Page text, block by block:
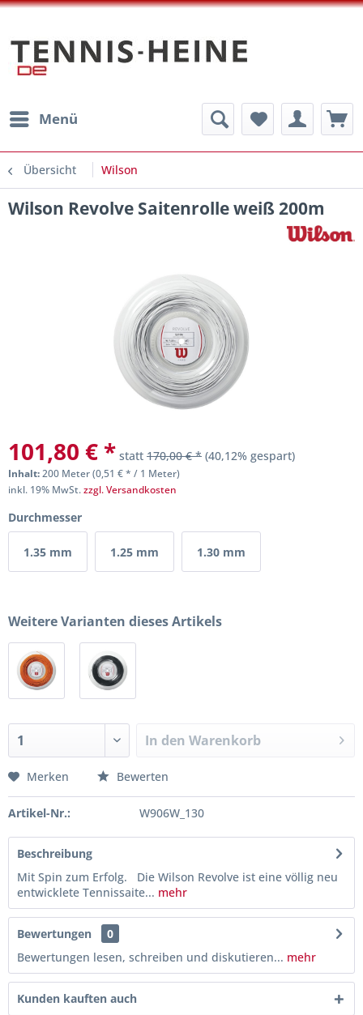
Menü
Übersicht Wilson
Wilson Revolve Saitenrolle weiß 200m
101,80 € * statt 170,00 € * (40,12% gespart)
Inhalt:200 Meter (0,51 € * / 1 Meter)
inkl. 19% MwSt.zzgl. Versandkosten
Durchmesser
1.35 mm 1.25 mm 1.30 mm
Weitere Varianten dieses Artikels
In den Warenkorb
Merken Bewerten
Artikel-Nr.: W906W_130
Beschreibung
Mit Spin zum Erfolg. Die Wilson Revolve ist eine völlig neu
entwicklete Tennissaite... mehr
Bewertungen
0
Bewertungen lesen, schreiben und diskutieren... mehr
Kunden kauften auch